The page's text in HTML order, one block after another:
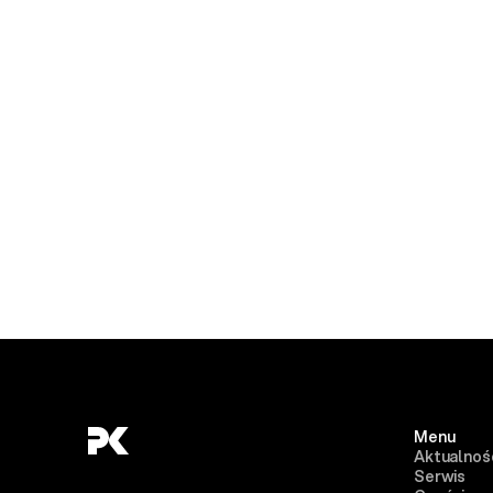
Menu
Serwis